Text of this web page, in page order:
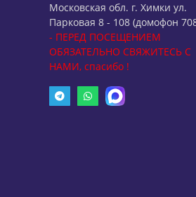
Московская обл. г. Химки ул.
Парковая 8 - 108 (домофон
- ПЕРЕД ПОСЕЩЕНИЕМ
ОБЯЗАТЕЛЬНО СВЯЖИТЕСЬ С
НАМИ, спасибо !